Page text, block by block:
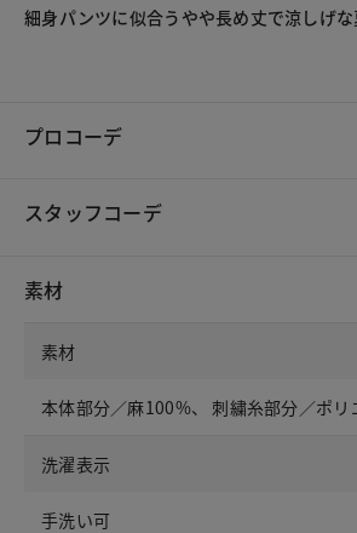
細身パンツに似合うやや長め丈で涼しげな
プロコーデ
スタッフコーデ
素材
素材
本体部分／麻100%、 刺繍糸部分／ポ
洗濯表示
手洗い可